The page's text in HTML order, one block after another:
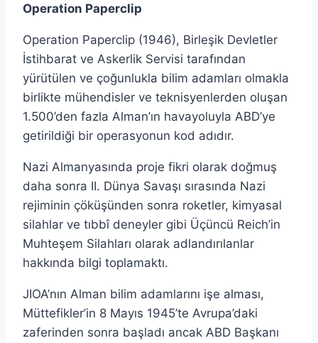
Operation Paperclip
Operation Paperclip (1946), Birleşik Devletler
İstihbarat ve Askerlik Servisi tarafından
yürütülen ve çoğunlukla bilim adamları olmakla
birlikte mühendisler ve teknisyenlerden oluşan
1.500’den fazla Alman’ın havayoluyla ABD’ye
getirildiği bir operasyonun kod adıdır.
Nazi Almanyasında proje fikri olarak doğmuş
daha sonra II. Dünya Savaşı sırasında Nazi
rejiminin çöküşünden sonra roketler, kimyasal
silahlar ve tıbbî deneyler gibi Üçüncü Reich’in
Muhteşem Silahları olarak adlandırılanlar
hakkında bilgi toplamaktı.
JIOA’nın Alman bilim adamlarını işe alması,
Müttefikler’in 8 Mayıs 1945’te Avrupa’daki
zaferinden sonra başladı ancak ABD Başkanı